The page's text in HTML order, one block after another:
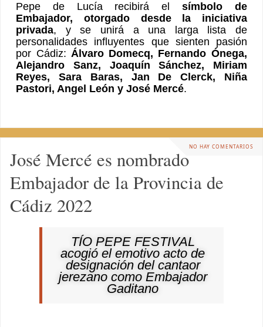
Pepe de Lucía recibirá elsímbolo de
Embajador, otorgado desde la iniciativa
privada, y se unirá a una larga lista de
personalidades influyentes que sienten pasión
por Cádiz: Álvaro Domecq, Fernando Ónega,
Alejandro Sanz, Joaquín Sánchez, Miriam
Reyes, Sara Baras, Jan De Clerck, Niña
Pastori, Angel León y José Mercé.
NO HAY COMENTARIOS
José Mercé es nombrado
Embajador de la Provincia de
Cádiz 2022
TÍO PEPE FESTIVAL
acogió el emotivo acto de
designación del cantaor
jerezano como Embajador
Gaditano